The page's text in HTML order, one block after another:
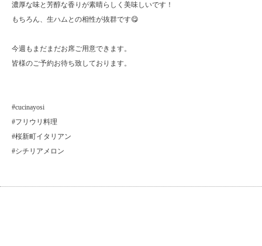
濃厚な味と芳醇な香りが素晴らしく美味しいです！
もちろん、生ハムとの相性が抜群です😋
今週もまだまだお席ご用意できます。
皆様のご予約お待ち致しております。
#cucinayosi
#フリウリ料理
#桜新町イタリアン
#シチリアメロン